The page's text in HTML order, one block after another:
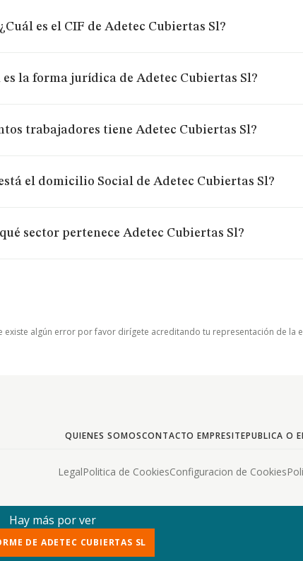
¿Cuál es el CIF de Adetec Cubiertas Sl?
es la forma jurídica de Adetec Cubiertas Sl?
trabajadores tiene Adetec Cubiertas Sl?
el domicilio Social de Adetec Cubiertas Sl?
sector pertenece Adetec Cubiertas Sl?
existe algún error por favor dirígete acreditando tu representación de la
QUIENES SOMOSCONTACTO EMPRESITEPUBLICA O
LegalPolitica de CookiesConfiguracion de Cookies
Hay más por ver
DE ADETEC CUBIERTAS SL